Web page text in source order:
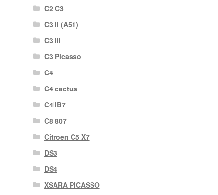
C2 C3
C3 II (A51)
C3 III
C3 Picasso
C4
C4 cactus
C4IIB7
C8 807
Citroen C5 X7
DS3
DS4
XSARA PICASSO